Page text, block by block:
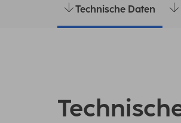
Technische Daten